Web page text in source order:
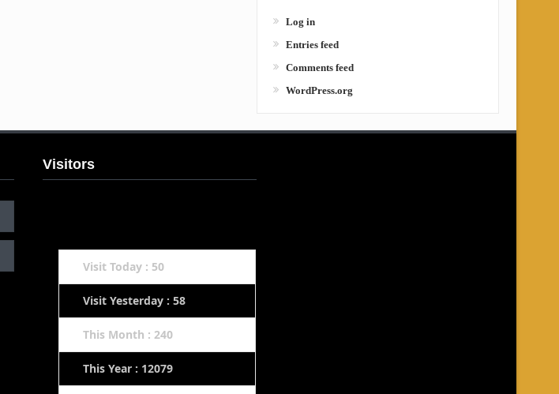
Log in
Entries feed
Comments feed
WordPress.org
Visitors
Visit Today : 50
Visit Yesterday : 58
This Month : 240
This Year : 12079